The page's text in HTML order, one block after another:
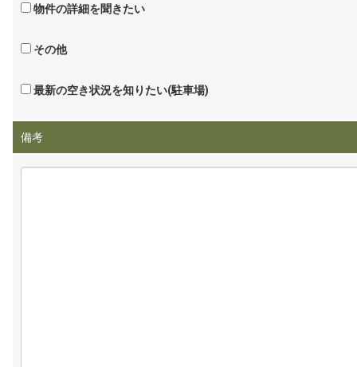
物件の詳細を聞きたい
その他
最新の空き状況を知りたい(駐車場)
備考